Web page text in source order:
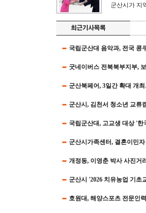
군산시가 지
국립군산대 음악과, 전국 콩
굿네이버스 전북북부지부,
군산북페어, 3일간 확대 개
군산시, 김천서 청소년 교류
국립군산대, 고교생 대상 '
군산시가족센터, 결혼이민
개정동, 이영춘 박사 사진거
군산시 '2026 치유농업 기초
호원대, 해양스포츠 전문인